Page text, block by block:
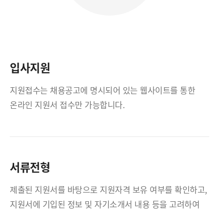
입사지원
지원접수는 채용공고에 명시되어 있는 웹사이트를 통한
온라인 지원서 접수만 가능합니다.
서류전형
제출된 지원서를 바탕으로 지원자격 보유 여부를 확인하고,
지원서에 기입된 정보 및 자기소개서 내용 등을 고려하여